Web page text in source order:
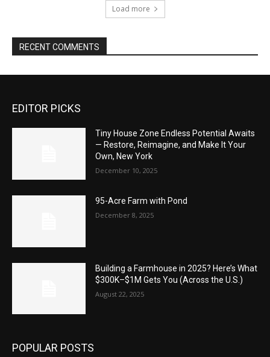
Load more
RECENT COMMENTS
EDITOR PICKS
Tiny House Zone Endless Potential Awaits
— Restore, Reimagine, and Make It Your
Own, New York
December 10, 2025
95-Acre Farm with Pond
December 8, 2025
Building a Farmhouse in 2025? Here’s What
$300K–$1M Gets You (Across the U.S.)
August 22, 2025
POPULAR POSTS